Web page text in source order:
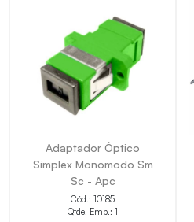
Adaptador Óptico
Simplex Monomodo Sm
Sc - Apc
Cód.: 10185
Qtde. Emb.: 1